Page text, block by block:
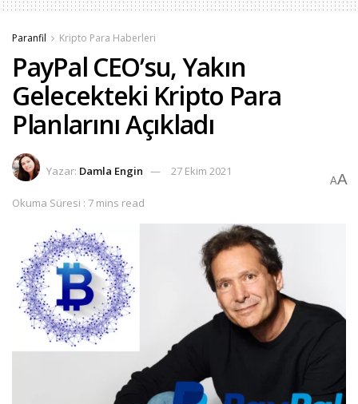
Paranfil Kripto Para Haberleri
PayPal CEO’su, Yakın
Gelecekteki Kripto Para
Planlarını Açıkladı
Yazar: Damla Engin 27 Ekim 2021
Okuma Süresi : 7 mins read
AA